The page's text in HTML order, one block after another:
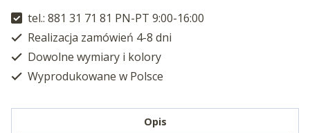
tel.: 881 31 71 81 PN-PT 9:00-16:00
Realizacja zamówień 4-8 dni
Dowolne wymiary i kolory
Wyprodukowane w Polsce
Opis